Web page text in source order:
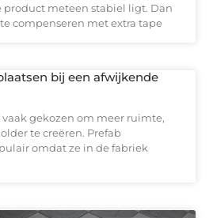
product meteen stabiel ligt. Dan
compenseren met extra tape
bij een afwijkende
gekozen om meer ruimte,
te creëren. Prefab
omdat ze in de fabriek